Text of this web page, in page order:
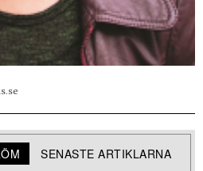
SENASTE ARTIKLARNA